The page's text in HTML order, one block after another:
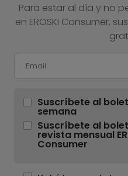
Para estar al día y no
en EROSKI Consumer,
Suscríbete al
semana
Suscríbete al
revista mensual
Consumer